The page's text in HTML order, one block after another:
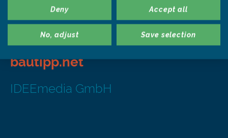
Downloadportal
Publikumspresse
bautipp.net
IDEEmedia GmbH
Deny Accept all
No, adjust Save selection